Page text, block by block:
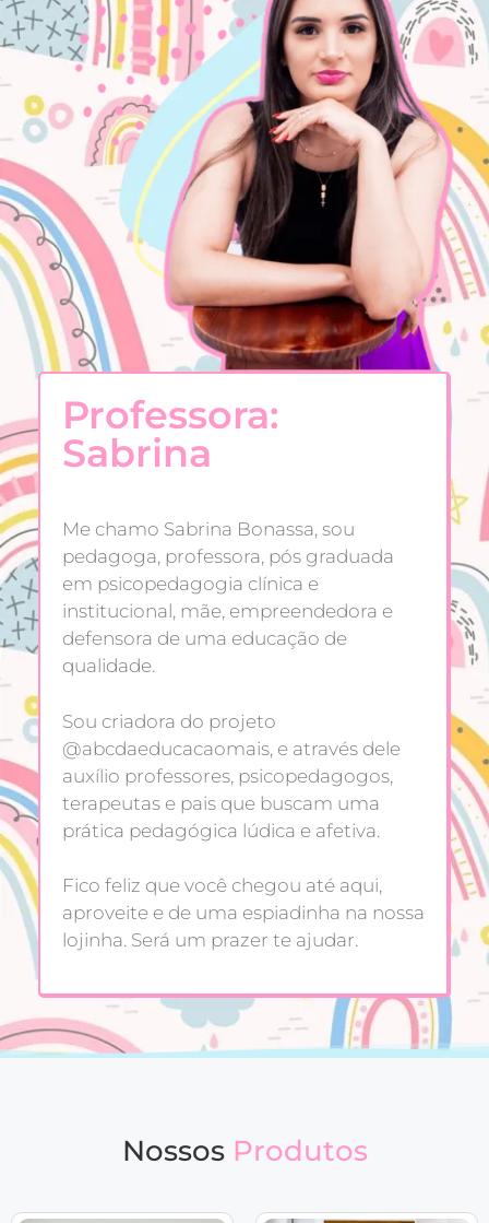
Professora:
Sabrina
Me chamo Sabrina Bonassa, sou
pedagoga, professora, pós graduada
em psicopedagogia clínica e
institucional, mãe, empreendedora e
defensora de uma educação de
qualidade.
Sou criadora do projeto
@abcdaeducacaomais, e através dele
auxílio professores, psicopedagogos,
terapeutas e pais que buscam uma
prática pedagógica lúdica e afetiva.
Fico feliz que você chegou até aqui,
aproveite e de uma espiadinha na nossa
lojinha. Será um prazer te ajudar.
Nossos Produtos